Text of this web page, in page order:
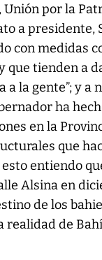
Unión por la
a presidente,
con medidas
que tienden a
a la gente”; y a
ha
en la
que
esto entiendo
Alsina en
de los
de